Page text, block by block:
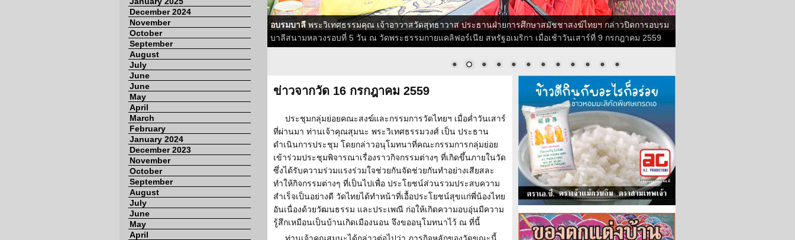
December 2024
November
October
September
August
July
June
June
May
April
March
February
January 2024
December 2023
November
October
September
August
July
June
May
April
อบรมบาลี พระวิเทศธรรมคุณ เจ้าอาวาสวัดสุทธาวาส ประธานฝ่ายการศึกษาสมัชชาสงฆ์ไทยฯ กล่าวปิดการอบรม
บาลีสนามหลวงรอบที่ 5 วัน ณ วัดพระธรรมกายแคลิฟอร์เนีย สหรัฐอเมริกา เมื่อเช้าวันเสาร์ที่ 9 กรกฎาคม 2559
ข่าวจากวัด 16 กรกฎาคม 2559
ประชุมกลุ่มย่อยคณะสงฆ์และกรรมการวัดไทยฯ เมื่อค่ำวันเสาร์
ที่ผ่านมา ท่านเจ้าคุณสุมนะ พระวิเทศธรรมวงศ์ เป็น ประธาน
ดำเนินการประชุม โดยกล่าวอนุโมทนาที่คณะกรรมการกลุ่มย่อย
เข้าร่วมประชุมพิจารณาเรื่องราวกิจกรรมต่างๆ ที่เกิดขึ้นภายในวัด
ซึ่งได้รับความร่วมแรงร่วมใจช่วยกันจัดช่วยกันทำอย่างเสียสละ
ทำให้กิจกรรมต่างๆ ที่เป็นไปเพื่อ ประโยชน์ส่วนรวมประสบความ
สำเร็จเป็นอย่างดี วัดไทยได้ทำหน้าที่เอื้อประโยชน์สุขแก่พี่น้องไทย
อันเนื่องด้วยวัฒนธรรม และประเพณี ก่อให้เกิดความอบอุ่นมีความ
รู้สึกเหมือนเป็นบ้านเกิดเมืองนอน จึงขออนุโมทนาไว้ ณ ที่นี้